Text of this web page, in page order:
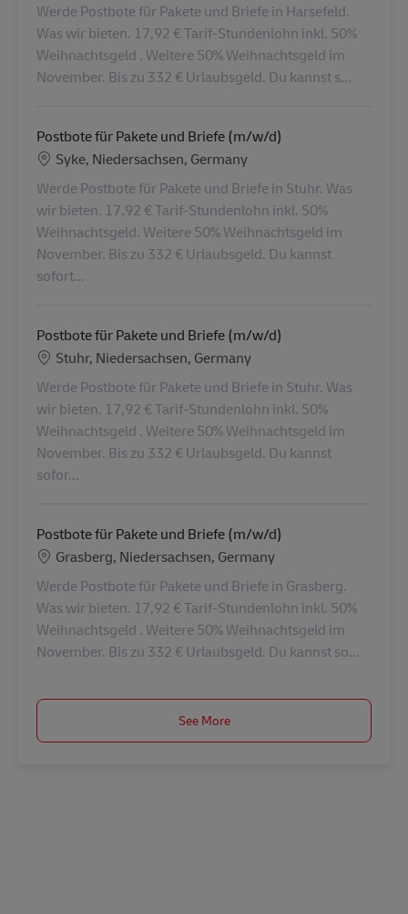
Werde Postbote für Pakete und Briefe in Harsefeld.
Was wir bieten. 17,92 € Tarif-Stundenlohn inkl. 50%
Weihnachtsgeld . Weitere 50% Weihnachtsgeld im
November. Bis zu 332 € Urlaubsgeld. Du kannst s...
Postbote für Pakete und Briefe (m/w/d)
Location
Syke, Niedersachsen, Germany
Werde Postbote für Pakete und Briefe in Stuhr. Was
wir bieten. 17,92 € Tarif-Stundenlohn inkl. 50%
Weihnachtsgeld. Weitere 50% Weihnachtsgeld im
November. Bis zu 332 € Urlaubsgeld. Du kannst
sofort...
Postbote für Pakete und Briefe (m/w/d)
Location
Stuhr, Niedersachsen, Germany
Werde Postbote für Pakete und Briefe in Stuhr. Was
wir bieten. 17,92 € Tarif-Stundenlohn inkl. 50%
Weihnachtsgeld . Weitere 50% Weihnachtsgeld im
November. Bis zu 332 € Urlaubsgeld. Du kannst
sofor...
Postbote für Pakete und Briefe (m/w/d)
Location
Grasberg, Niedersachsen, Germany
Werde Postbote für Pakete und Briefe in Grasberg.
Was wir bieten. 17,92 € Tarif-Stundenlohn inkl. 50%
Weihnachtsgeld . Weitere 50% Weihnachtsgeld im
November. Bis zu 332 € Urlaubsgeld. Du kannst so...
See More